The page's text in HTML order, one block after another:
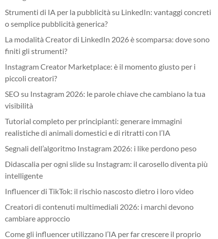
Strumenti di IA per la pubblicità su LinkedIn: vantaggi concreti
o semplice pubblicità generica?
La modalità Creator di LinkedIn 2026 è scomparsa: dove sono
finiti gli strumenti?
Instagram Creator Marketplace: è il momento giusto per i
piccoli creatori?
SEO su Instagram 2026: le parole chiave che cambiano la tua
visibilità
Tutorial completo per principianti: generare immagini
realistiche di animali domestici e di ritratti con l’IA
Segnali dell’algoritmo Instagram 2026: i like perdono peso
Didascalia per ogni slide su Instagram: il carosello diventa più
intelligente
Influencer di TikTok: il rischio nascosto dietro i loro video
Creatori di contenuti multimediali 2026: i marchi devono
cambiare approccio
Come gli influencer utilizzano l’IA per far crescere il proprio